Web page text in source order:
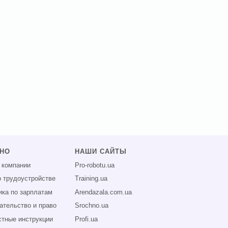
трудоустройстве
по зарплатам
и право
инструкции
НАШИ САЙТЫ
Pro-robotu.ua
Training.ua
Arendazala.com.ua
Srochno.ua
Profi.ua